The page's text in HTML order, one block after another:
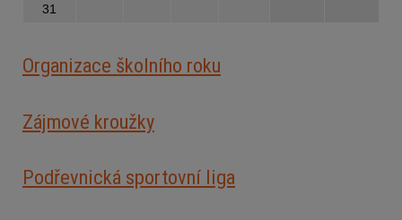
31
Organizace školního roku
Zájmové kroužky
Podřevnická sportovní liga